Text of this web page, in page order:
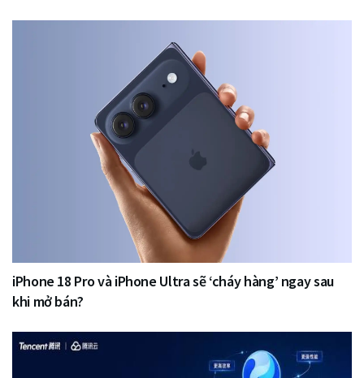
iPhone 18 Pro và iPhone Ultra sẽ ‘cháy hàng’ ngay sau
khi mở bán?